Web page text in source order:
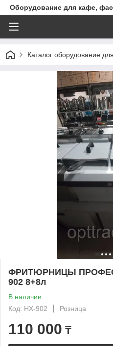
Оборудование для кафе,
Каталог оборудование
ФРИТЮРНИЦЫ
902 8+8л
В наличии
Код: HX-902
Розница
110 000 ₸